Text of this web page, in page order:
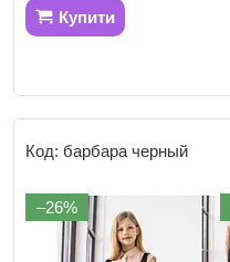
Купити
барбара черный
–26%